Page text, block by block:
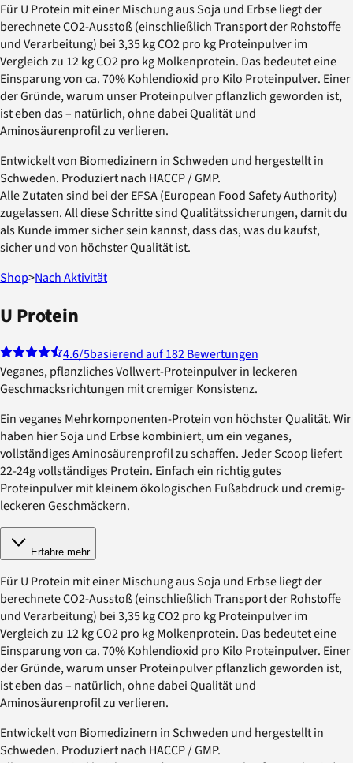
Für U Protein mit einer Mischung aus Soja und Erbse liegt der
berechnete CO2-Ausstoß (einschließlich Transport der Rohstoffe
und Verarbeitung) bei 3,35 kg CO2 pro kg Proteinpulver im
Vergleich zu 12 kg CO2 pro kg Molkenprotein. Das bedeutet eine
Einsparung von ca. 70% Kohlendioxid pro Kilo Proteinpulver. Einer
der Gründe, warum unser Proteinpulver pflanzlich geworden ist,
ist eben das – natürlich, ohne dabei Qualität und
Aminosäurenprofil zu verlieren.
Entwickelt von Biomedizinern in Schweden und hergestellt in
Schweden. Produziert nach HACCP / GMP.
Alle Zutaten sind bei der EFSA (European Food Safety Authority)
zugelassen. All diese Schritte sind Qualitätssicherungen, damit du
als Kunde immer sicher sein kannst, dass das, was du kaufst,
sicher und von höchster Qualität ist.
Shop>Nach Aktivität
U Protein
4.6/5basierend auf 182 Bewertungen
Veganes, pflanzliches Vollwert-Proteinpulver in leckeren
Geschmacksrichtungen mit cremiger Konsistenz.
Ein veganes Mehrkomponenten-Protein von höchster Qualität. Wir
haben hier Soja und Erbse kombiniert, um ein veganes,
vollständiges Aminosäurenprofil zu schaffen. Jeder Scoop liefert
22-24g vollständiges Protein. Einfach ein richtig gutes
Proteinpulver mit kleinem ökologischen Fußabdruck und cremig-
leckeren Geschmäckern.
Erfahre mehr
Für U Protein mit einer Mischung aus Soja und Erbse liegt der
berechnete CO2-Ausstoß (einschließlich Transport der Rohstoffe
und Verarbeitung) bei 3,35 kg CO2 pro kg Proteinpulver im
Vergleich zu 12 kg CO2 pro kg Molkenprotein. Das bedeutet eine
Einsparung von ca. 70% Kohlendioxid pro Kilo Proteinpulver. Einer
der Gründe, warum unser Proteinpulver pflanzlich geworden ist,
ist eben das – natürlich, ohne dabei Qualität und
Aminosäurenprofil zu verlieren.
Entwickelt von Biomedizinern in Schweden und hergestellt in
Schweden. Produziert nach HACCP / GMP.